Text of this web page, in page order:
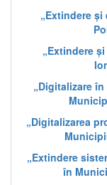
„Extindere și
„Extindere
„Digitalizare
„Digitalizarea
„Extindere
în